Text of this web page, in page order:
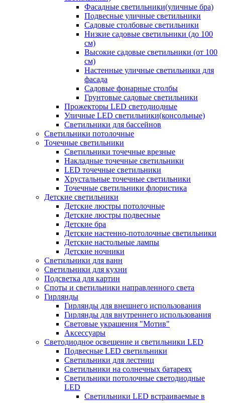
Фасадные светильники(уличные бра)
Подвесные уличные светильники
Садовые столбовые светильники
Низкие садовые светильники (до 100
см)
Высокие садовые светильники (от 100
см)
Настенные уличные светильники для
фасада
Садовые фонарные столбы
Грунтовые садовые светильники
Прожекторы LED светодиодные
Уличные LED светильники(консольные)
Светильники для бассейнов
Светильники потолочные
Точечные светильники
Светильники точечные врезные
Накладные точечные светильники
LED точечные светильники
Хрустальные точечные светильники
Точечные светильники флористика
Детские светильники
Детские люстры потолочные
Детские люстры подвесные
Детские бра
Детские настенно-потолочные светильники
Детские настольные лампы
Детские ночники
Светильники для ванн
Светильники для кухни
Подсветка для картин
Споты и светильники направленного света
Гирлянды
Гирлянды для внешнего использования
Гирлянды для внутреннего использования
Световые украшения "Мотив"
Аксессуары
Светодиодное освещение и светильники LED
Подвесные LED светильники
Светильники для лестниц
Светильники на солнечных батареях
Светильники потолочные светодиодные
LED
Cветильники LED встраиваемые в